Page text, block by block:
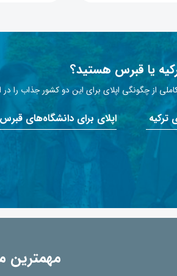
یا قبرس هستید؟
از چگونگی اپلای برای این دو کشور جذاب را در
ترکیه اپلای برای دانشگاه‌های قبرس
مهمترین